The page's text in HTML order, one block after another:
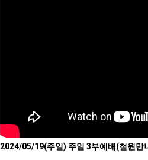
2024/05/19(주일) 주일 3부예배(철원만